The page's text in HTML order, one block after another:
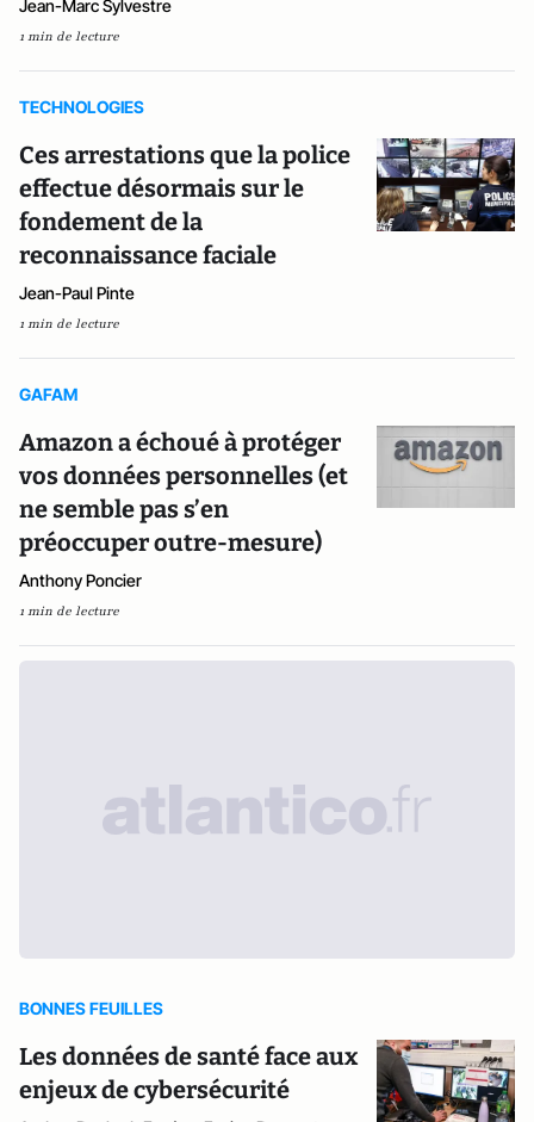
Jean-Marc Sylvestre
1 min de lecture
TECHNOLOGIES
Ces arrestations que la police
effectue désormais sur le
fondement de la
reconnaissance faciale
Jean-Paul Pinte
1 min de lecture
GAFAM
Amazon a échoué à protéger
vos données personnelles (et
ne semble pas s’en
préoccuper outre-mesure)
Anthony Poncier
1 min de lecture
BONNES FEUILLES
Les données de santé face aux
enjeux de cybersécurité